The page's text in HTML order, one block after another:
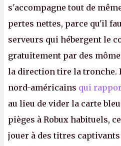
s'accompagne tout de
pertes nettes, parce qu'il
serveurs qui hébergent le
gratuitement par des
la direction tire la tronche.
nord-américains qui
au lieu de vider la carte
pièges à Robux habituels,
jouer à des titres